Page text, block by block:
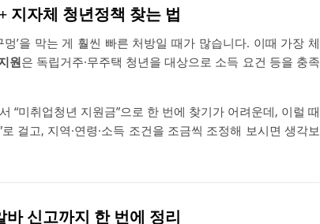
지자체 청년정책 찾는 법
’을 막는 게 훨씬 빠른 처방일 때가 많습니다. 이때 가장 체
원은 독립거주·무주택 청년을 대상으로 소득 요건 등을 충족
“미취업청년 지원금”으로 한 번에 찾기가 어려운데, 이럴 때
걸고, 지역·연령·소득 조건을 조금씩 조정해 보시면 생각보
신고까지 한 번에 정리